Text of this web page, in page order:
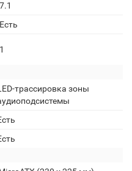
7.1
Есть
1
трассировка зоны